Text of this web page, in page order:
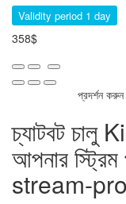
Validity period 1 day
358$
প্রদর্শন
চ্যাটবট চালু
আপনার স্ট্রিম
stream-